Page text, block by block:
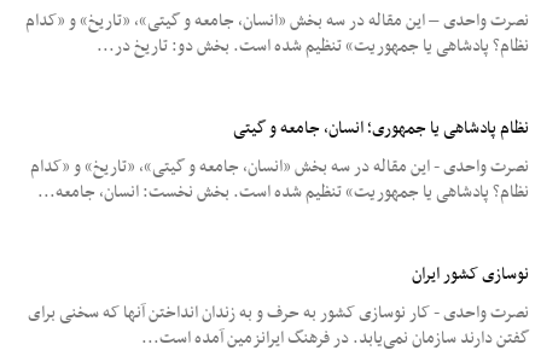
نصرت واحدی – این مقاله در سه بخش «انسان، جامعه و گیتی»، «تاریخ» و «کدام
نظام؟ پادشاهی یا جمهوریت»‌ تنظیم شده است. بخش دو: تاریخ در...
نظام پادشاهی یا جمهوری؛ انسان، جامعه و گیتی
نصرت واحدی - این مقاله در سه بخش «انسان، جامعه و گیتی»، «تاریخ» و «کدام
نظام؟ پادشاهی یا جمهوریت»‌ تنظیم شده است. بخش نخست: انسان، جامعه...
نوسازی کشور ایران
نصرت واحدی - کار نوسازی کشور به حرف و به زندان انداختن آنها که سخنی برای
گفتن دارند سازمان نمی‌یابد. در فرهنگ ایرانزمین آمده است...